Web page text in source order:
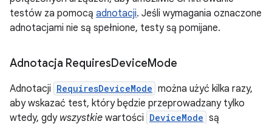
testów za pomocą adnotacji. Jeśli wymagania oznaczone
adnotacjami nie są spełnione, testy są pomijane.
Adnotacja RequiresDeviceMode
Adnotacji RequiresDeviceMode można użyć kilka razy,
aby wskazać test, który będzie przeprowadzany tylko
wtedy, gdy wszystkie wartości DeviceMode są